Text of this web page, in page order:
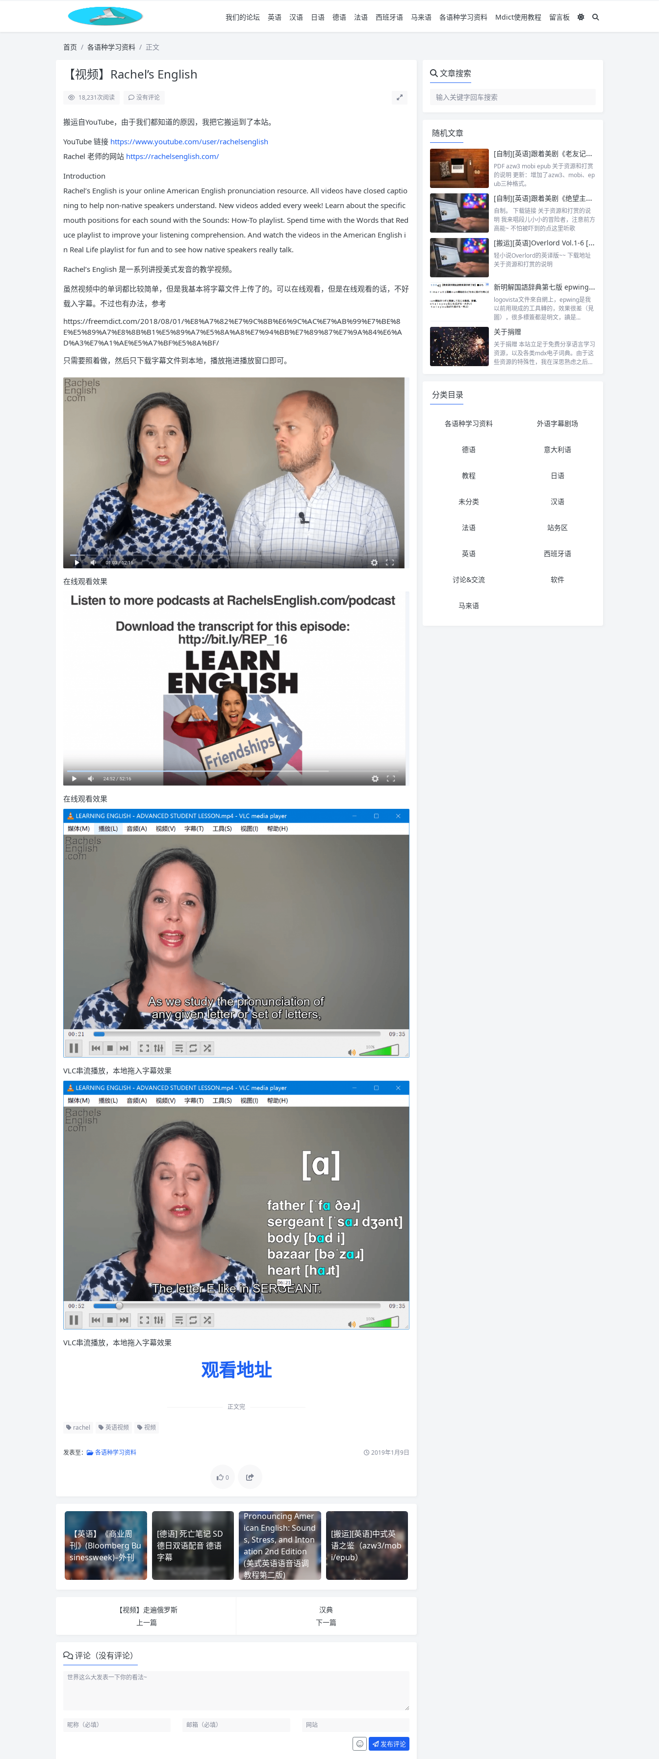
我们的论坛 英语 汉语 日语 德语 法语 西班牙语 马来语 各语种学习资料 Mdict使用教程 留言板
首页 各语种学习资料 正文
【视频】Rachel’s English
18,231次阅读 没有评论
搬运自YouTube，由于我们都知道的原因，我把它搬运到了本站。
YouTube 链接 https://www.youtube.com/user/rachelsenglish
Rachel 老师的网站 https://rachelsenglish.com/
Introduction
Rachel’s English is your online American English pronunciation resource. All videos have closed captio
ning to help non-native speakers understand. New videos added every week! Learn about the specific
mouth positions for each sound with the Sounds: How-To playlist. Spend time with the Words that Red
uce playlist to improve your listening comprehension. And watch the videos in the American English i
n Real Life playlist for fun and to see how native speakers really talk.
Rachel’s English 是一系列讲授美式发音的教学视频。
虽然视频中的单词都比较简单，但是我基本将字幕文件上传了的。可以在线观看，但是在线观看的话，不好
载入字幕。不过也有办法，参考
https://freemdict.com/2018/08/01/%E8%A7%82%E7%9C%8B%E6%9C%AC%E7%AB%99%E7%BE%8
E%E5%89%A7%E8%8B%B1%E5%89%A7%E5%8A%A8%E7%94%BB%E7%89%87%E7%9A%84%E6%A
D%A3%E7%A1%AE%E5%A7%BF%E5%8A%BF/
只需要照着做，然后只下载字幕文件到本地，播放拖进播放窗口即可。
在线观看效果
在线观看效果
VLC串流播放，本地拖入字幕效果
VLC串流播放，本地拖入字幕效果
观看地址
正文完
rachel 英语视频 视频
发表至： 各语种学习资料 2019年1月9日
0
【英语】《商业周
刊》(Bloomberg Bu
sinessweek)–外刊
[德语] 死亡笔记 SD
德日双语配音 德语
字幕
Pronouncing Amer
ican English: Sound
s, Stress, and Inton
ation 2nd Edition
(美式英语语音语调
教程第二版)
[搬运][英语]中式英
语之鉴（azw3/mob
i/epub）
【视频】走遍俄罗斯
上一篇
汉典
下一篇
评论（没有评论）
发布评论
文章搜索
随机文章
[自制][英语]跟着美剧《老友记》学英语 PDF （新增azw3/mobi/epub格式）
PDF azw3 mobi epub 关于资源和打赏
的说明 更新：增加了azw3、mobi、ep
ub三种格式。
[自制][英语]跟着美剧《绝望主妇》学英语
自制。 下载链接 关于资源和打赏的说
明 我来唱段儿小小的冒险者，注意前方
高能~ 不怕被吓到的点这里听歌
[搬运][英语]Overlord Vol.1-6 [epub]
轻小说Overlord的英译版~~ 下载地址
关于资源和打赏的说明
新明解国語辞典第七版 epwing格式（発音用）
logovista文件來自網上，epwing是我
以前用現成的工具轉的，效果很差（見
圖），很多標簽都是明文，讀是...
关于捐赠
关于捐赠 本站立足于免费分享语言学习
资源，以及各类mdx电子词典。由于这
些资源的特殊性，我在深思熟虑之后决
分类目录
各语种学习资料 外语字幕剧场
德语 意大利语
教程 日语
未分类 汉语
法语 站务区
英语 西班牙语
讨论&交流 软件
马来语